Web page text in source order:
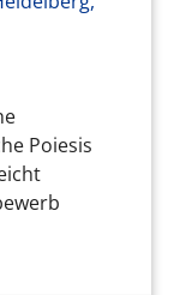
Poiesis